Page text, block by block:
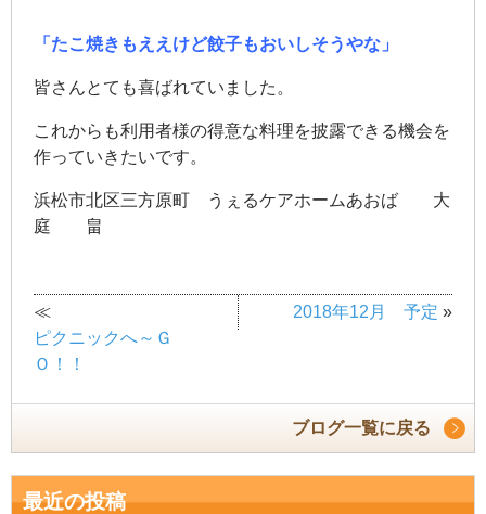
「たこ焼きもええけど餃子もおいしそうやな」
皆さんとても喜ばれていました。
これからも利用者様の得意な料理を披露できる機会を
作っていきたいです。
浜松市北区三方原町 うぇるケアホームあおば 大
庭 畠
≪
ピクニックへ～Ｇ
Ｏ！！
2018年12月 予定 »
ブログ一覧に戻る
最近の投稿